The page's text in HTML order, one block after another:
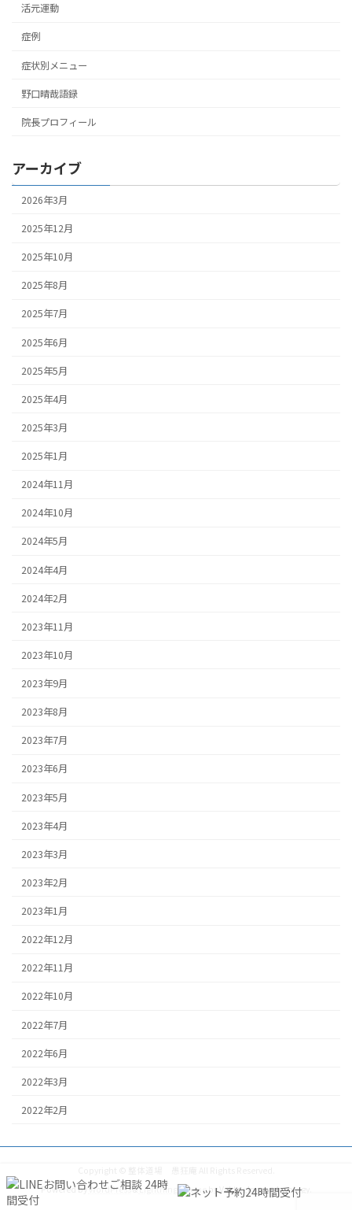
活元運動
症例
症状別メニュー
野口晴哉語録
院長プロフィール
アーカイブ
2026年3月
2025年12月
2025年10月
2025年8月
2025年7月
2025年6月
2025年5月
2025年4月
2025年3月
2025年1月
2024年11月
2024年10月
2024年5月
2024年4月
2024年2月
2023年11月
2023年10月
2023年9月
2023年8月
2023年7月
2023年6月
2023年5月
2023年4月
2023年3月
2023年2月
2023年1月
2022年12月
2022年11月
2022年10月
2022年7月
2022年6月
2022年3月
2022年2月
Powered byWordPress&Lightning Themeby Vektor,Inc. technology.